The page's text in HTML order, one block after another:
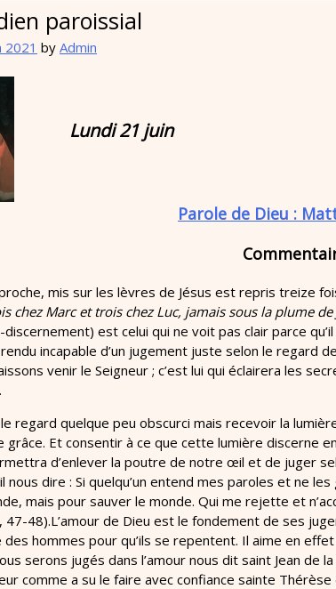
paroissial
2021 by Admin
Lundi 21 juin
Parole de Dieu :
mis sur les lèvres de Jésus est repris treize
chez Marc et trois chez Luc, jamais sous la plume de
est celui qui ne voit pas clair parce
incapable d’un jugement juste selon le regard
venir le Seigneur ; c’est lui qui éclairera les
regard quelque peu obscurci mais recevoir la
grâce. Et consentir à ce que cette lumière discerne
d’enlever la poutre de notre œil et de juger
nous dire : Si quelqu’un entend mes paroles et ne
mais pour sauver le monde. Qui me rejette et
47-48).L’amour de Dieu est le fondement de ses
des hommes pour qu’ils se repentent. Il aime en
serons jugés dans l’amour nous dit saint Jean de
comme a su le faire avec confiance sainte Thérèse